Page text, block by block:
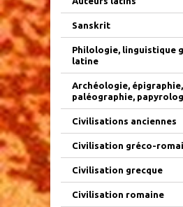
Sanskrit
Philologie, linguistique
latine
Archéologie, épigraphie,
paléographie,
Civilisations anciennes
Civilisation gréco-
Civilisation grecque
Civilisation romaine